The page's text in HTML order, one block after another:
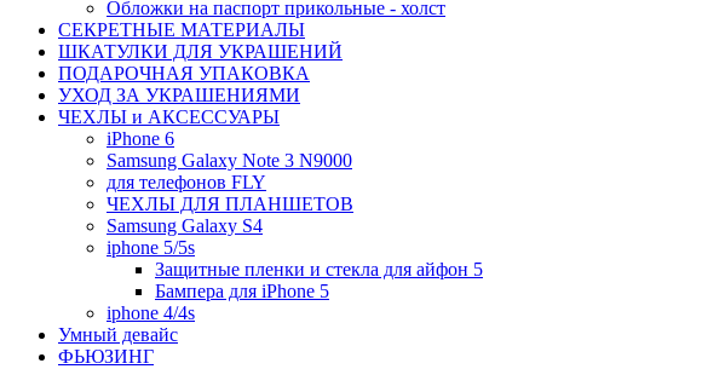
Обложки на паспорт прикольные - холст
СЕКРЕТНЫЕ МАТЕРИАЛЫ
ШКАТУЛКИ ДЛЯ УКРАШЕНИЙ
ПОДАРОЧНАЯ УПАКОВКА
УХОД ЗА УКРАШЕНИЯМИ
ЧEХЛЫ и АКСЕССУАРЫ
iPhone 6
Samsung Galaxy Note 3 N9000
для телефонов FLY
ЧЕХЛЫ ДЛЯ ПЛАНШЕТОВ
Samsung Galaxy S4
iphone 5/5s
Защитные пленки и стекла для айфон 5
Бампера для iPhone 5
iphone 4/4s
Умный девайс
ФЬЮЗИНГ